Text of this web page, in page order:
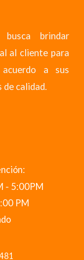
brindar
al cliente para
a sus
calidad.
- 5:00PM
PM